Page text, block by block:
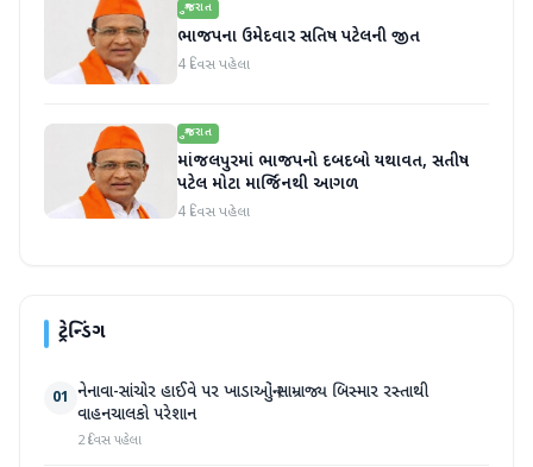
ગુજરાત
ભાજપના ઉમેદવાર સતિષ પટેલની જીત
4 દિવસ પહેલા
ગુજરાત
માંજલપુરમાં ભાજપનો દબદબો યથાવત, સતીષ
પટેલ મોટા માર્જિનથી આગળ
4 દિવસ પહેલા
ટ્રેન્ડિંગ
01 નેનાવા-સાંચોર હાઈવે પર ખાડાઓનું સામ્રાજ્ય બિસ્માર રસ્તાથી
વાહનચાલકો પરેશાન
2 દિવસ પહેલા